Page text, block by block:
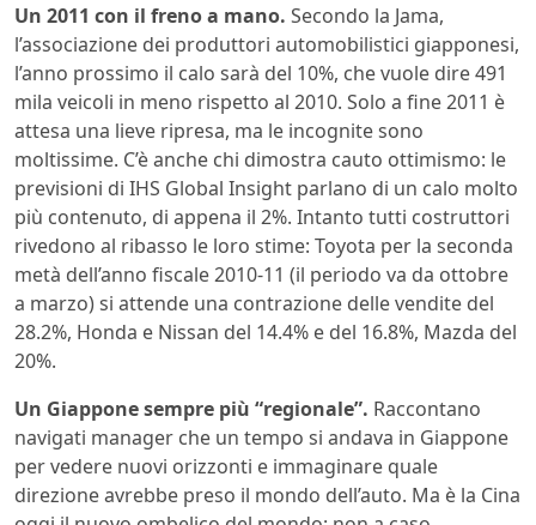
Un 2011 con il freno a mano. Secondo la Jama,
l’associazione dei produttori automobilistici giapponesi,
l’anno prossimo il calo sarà del 10%, che vuole dire 491
mila veicoli in meno rispetto al 2010. Solo a fine 2011 è
attesa una lieve ripresa, ma le incognite sono
moltissime. C’è anche chi dimostra cauto ottimismo: le
previsioni di IHS Global Insight parlano di un calo molto
più contenuto, di appena il 2%. Intanto tutti costruttori
rivedono al ribasso le loro stime: Toyota per la seconda
metà dell’anno fiscale 2010-11 (il periodo va da ottobre
a marzo) si attende una contrazione delle vendite del
28.2%, Honda e Nissan del 14.4% e del 16.8%, Mazda del
20%.
Un Giappone sempre più “regionale”. Raccontano
navigati manager che un tempo si andava in Giappone
per vedere nuovi orizzonti e immaginare quale
direzione avrebbe preso il mondo dell’auto. Ma è la Cina